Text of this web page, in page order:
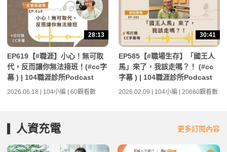
28:13
EP619【#職涯】小心！無可取
代，反而讓你無法接班！(#cc字
幕 ) | 104職涯診所Podcast
2026.06.18 | 104小編 | 60觀看數
30:41
EP585【#職場生存】「國王人
馬」來了，我該走嗎？！ (#cc
字幕 ) | 104職涯診所Podcast
2026.02.09 | 104小編 | 20660觀看數
人資充電 更多訂閱內容